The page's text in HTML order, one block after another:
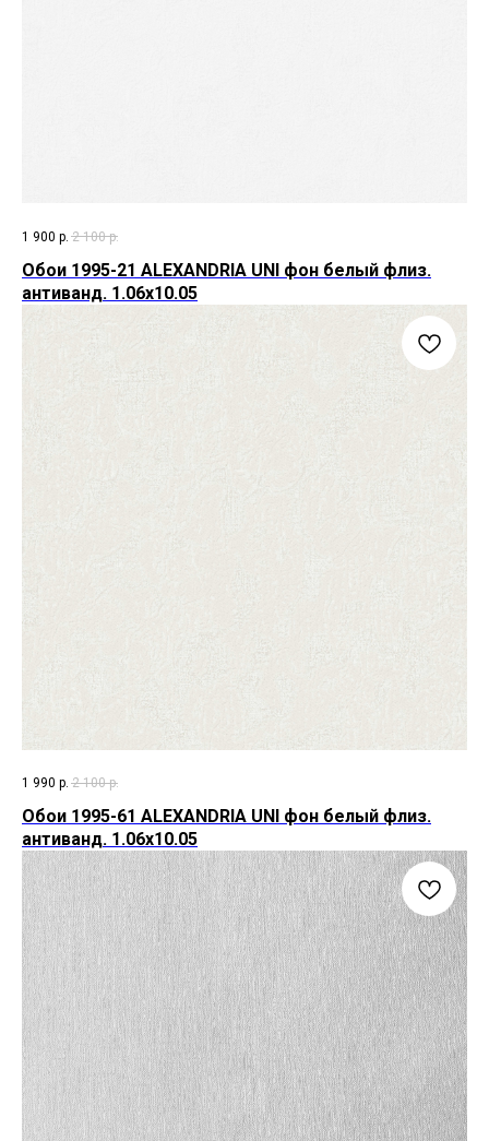
1 900 р. 2 100 р.
Обои 1995-21 ALEXANDRIA UNI фон белый флиз.
антиванд. 1.06х10.05
1 990 р. 2 100 р.
Обои 1995-61 ALEXANDRIA UNI фон белый флиз.
антиванд. 1.06х10.05